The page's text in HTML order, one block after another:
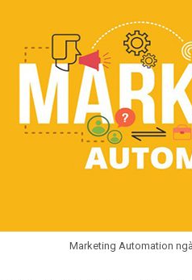
Marketing Automation